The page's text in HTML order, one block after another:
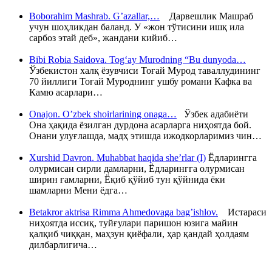
Boborahim Mashrab. G’azallar,… Дарвешлик Машраб
учун шоҳликдан баланд. У «жон тўтисини ишқ ила
сарбоз этай деб», жандани кийиб…
Bibi Robia Saidova. Tog‘ay Murodning “Bu dunyoda…
Ўзбекистон халқ ёзувчиси Тоғай Мурод таваллудининг
70 йиллиги Тоғай Муроднинг ушбу романи Кафка ва
Камю асарлари…
Onajon. O’zbek shoirlarining onaga… Ўзбек адабиёти
Она ҳақида ёзилган дурдона асарларга ниҳоятда бой.
Онани улуғлашда, мадҳ этишда ижодкорларимиз чин…
Xurshid Davron. Muhabbat haqida she’rlar (I) Ёдларингга
олурмисан сирли дамларни, Ёдларингга олурмисан
ширин ғамларни, Ёқиб қўйиб тун қўйнида ёки
шамларни Мени ёдга…
Betakror aktrisa Rimma Ahmedovaga bag’ishlov. Истараси
ниҳоятда иссиқ, туйғулари паришон юзига майин
қалқиб чиққан, маҳзун қиёфали, ҳар қандай ҳолдаям
дилбарлигича…